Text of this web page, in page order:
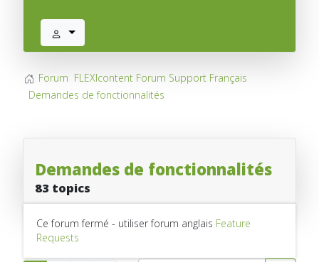
Forum FLEXIcontent Forum Support Français
Demandes de fonctionnalités
Demandes de fonctionnalités
83 topics
Ce forum fermé - utiliser forum anglais Feature
Requests